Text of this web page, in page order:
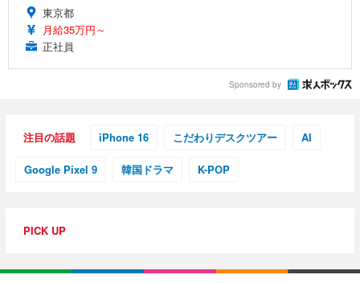
東京都
月給35万円～
正社員
Sponsored by
注目の話題 iPhone 16 こだわりデスクツアー AI
Google Pixel 9 韓国ドラマ K-POP
PICK UP